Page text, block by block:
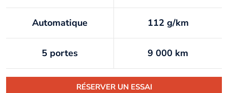
Automatique 112 g/km
5 portes 9 000 km
RÉSERVER UN ESSAI